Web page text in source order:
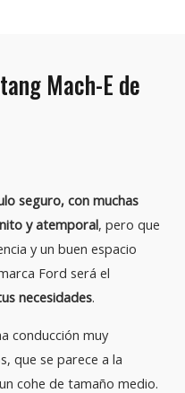
Mach-E de
seguro, con muchas
y atemporal, pero que
y un buen espacio
Ford será el
necesidades.
conducción muy
que se parece a la
cohe de tamaño medio.